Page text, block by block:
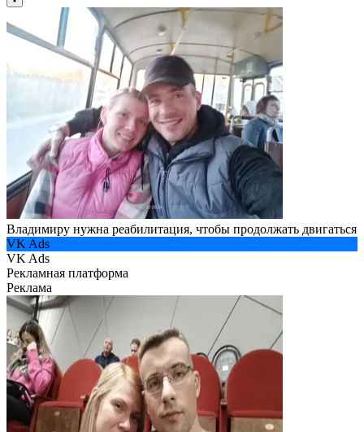
Владимиру нужна реабилитация, чтобы продолжать двигаться
VK Ads
VK Ads
Рекламная платформа
Реклама